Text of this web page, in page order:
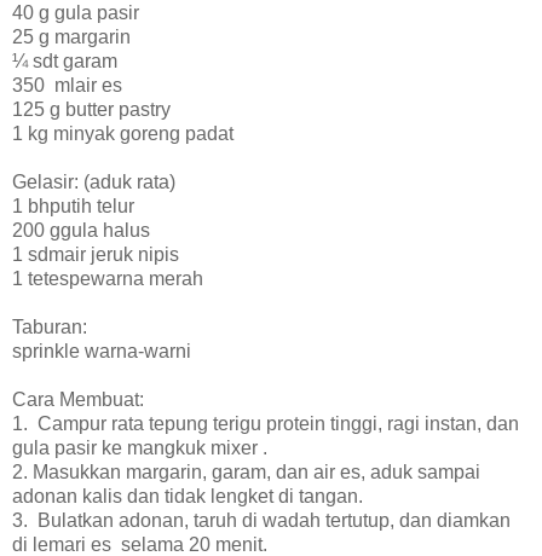
40 g gula pasir
25 g margarin
¼ sdt garam
350 mlair es
125 g butter pastry
1 kg minyak goreng padat
Gelasir: (aduk rata)
1 bhputih telur
200 ggula halus
1 sdmair jeruk nipis
1 tetespewarna merah
Taburan:
sprinkle warna-warni
Cara Membuat:
1. Campur rata tepung terigu protein tinggi, ragi instan, dan
gula pasir ke mangkuk mixer .
2. Masukkan margarin, garam, dan air es, aduk sampai
adonan kalis dan tidak lengket di tangan.
3. Bulatkan adonan, taruh di wadah tertutup, dan diamkan
di lemari es selama 20 menit.